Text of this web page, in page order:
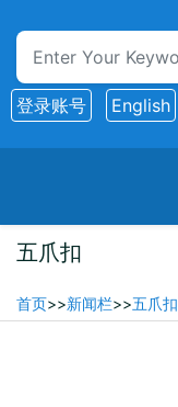
登录账号 English
五爪扣
首页>>新闻栏>>五爪扣